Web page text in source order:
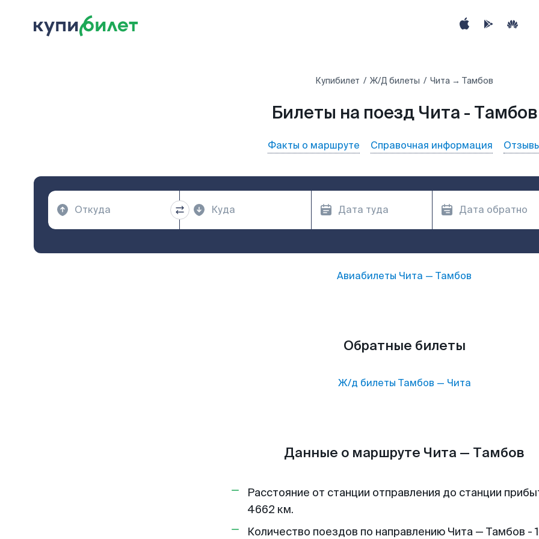
Купибилет Ж/Д билеты Чита → Тамбов
Билеты на поезд Чита - Тамбов
Факты о маршруте Справочная информация
Авиабилеты Чита — Тамбов
Обратные билеты
Ж/д билеты Тамбов — Чита
Данные о маршруте Чита — Тамбов
Расстояние от станции отправления до станции
4662 км.
Количество поездов по направлению Чита — Тамбов -